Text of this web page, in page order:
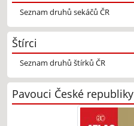
Seznam druhů sekáčů ČR
Štírci
Seznam druhů štírků ČR
Pavouci České republiky